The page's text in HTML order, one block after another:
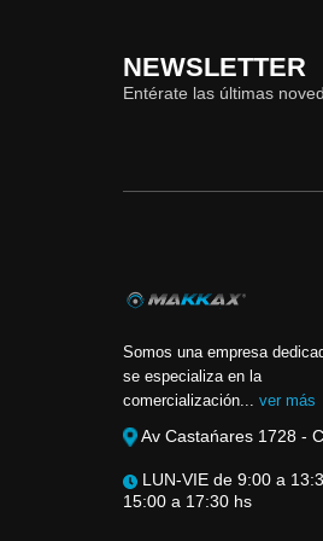
NEWSLETTER
Entérate las últimas
Somos una empresa
se especializa en la
comercialización... ver más
Av Castańares 1728 -
LUN-VIE de 9:00 a
15:00 a 17:30 hs